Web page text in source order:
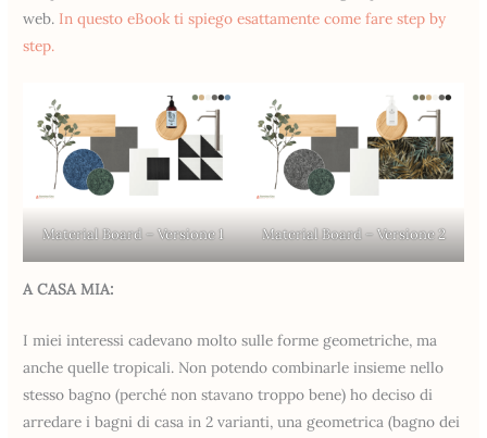
web. In questo eBook ti spiego esattamente come fare step by
step.
Material Board – Versione 1 Material Board – Versione 2
A CASA MIA:
I miei interessi cadevano molto sulle forme geometriche, ma
anche quelle tropicali. Non potendo combinarle insieme nello
stesso bagno (perché non stavano troppo bene) ho deciso di
arredare i bagni di casa in 2 varianti, una geometrica (bagno dei